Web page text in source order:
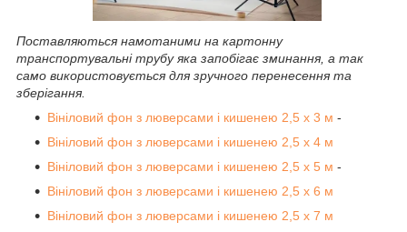
Поставляються намотаними на картонну
транспортувальні трубу яка запобігає зминання, а так
само використовується для зручного перенесення та
зберігання.
Вініловий фон з люверсами і кишенею 2,5 х 3 м -
Вініловий фон з люверсами і кишенею 2,5 х 4 м
Вініловий фон з люверсами і кишенею 2,5 х 5 м -
Вініловий фон з люверсами і кишенею 2,5 х 6 м
Вініловий фон з люверсами і кишенею 2,5 х 7 м